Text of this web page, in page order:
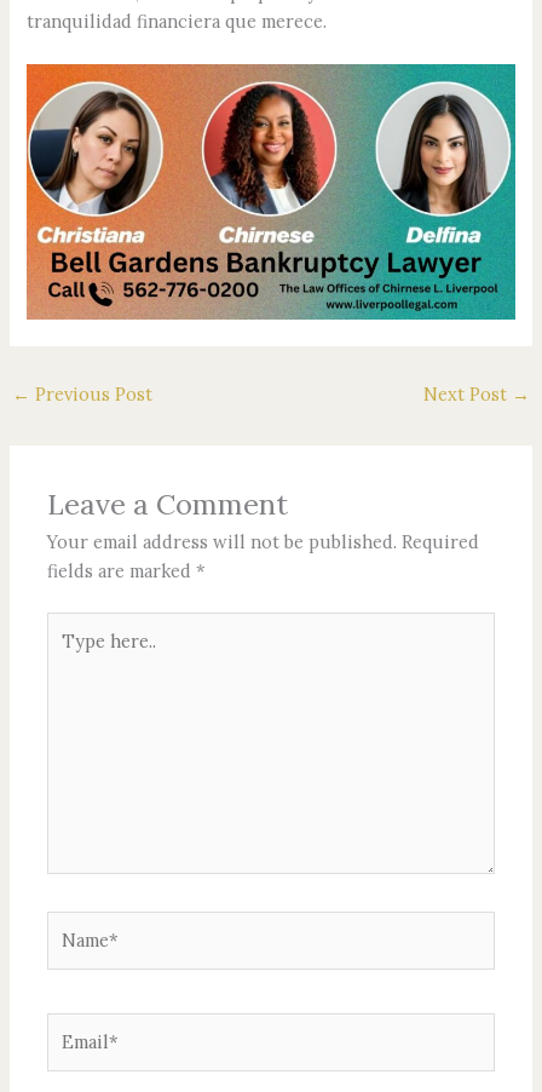
tranquilidad financiera que merece.
← Previous Post Next Post →
Leave a Comment
Your email address will not be published. Required
fields are marked*
here..